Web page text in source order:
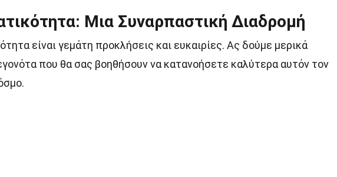
Μια Συναρπαστική Διαδρομή
είναι γεμάτη προκλήσεις και ευκαιρίες. Ας δούμε μερικά
που θα σας βοηθήσουν να κατανοήσετε καλύτερα αυτόν τον